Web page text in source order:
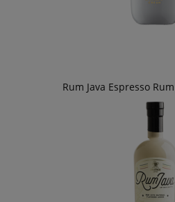
Rum Java Espresso